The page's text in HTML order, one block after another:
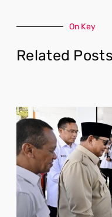
On Key
Related Posts